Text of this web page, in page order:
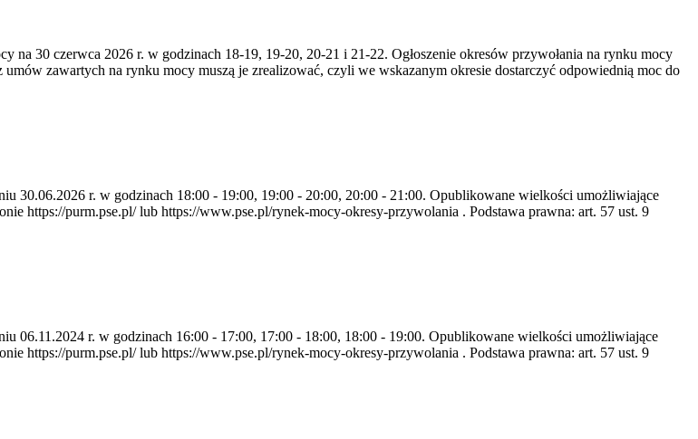
na 30 czerwca 2026 r. w godzinach 18-19, 19-20, 20-21 i 21-22. Ogłoszenie okresów przywołania na rynku mocy
zawartych na rynku mocy muszą je zrealizować, czyli we wskazanym okresie dostarczyć odpowiednią moc do
30.06.2026 r. w godzinach 18:00 - 19:00, 19:00 - 20:00, 20:00 - 21:00. Opublikowane wielkości umożliwiające
https://purm.pse.pl/ lub https://www.pse.pl/rynek-mocy-okresy-przywolania . Podstawa prawna: art. 57 ust. 9
06.11.2024 r. w godzinach 16:00 - 17:00, 17:00 - 18:00, 18:00 - 19:00. Opublikowane wielkości umożliwiające
https://purm.pse.pl/ lub https://www.pse.pl/rynek-mocy-okresy-przywolania . Podstawa prawna: art. 57 ust. 9